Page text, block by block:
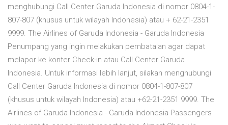
menghubungi Call Center Garuda Indonesia di nomor 0804-1-
807-807 (khusus untuk wilayah Indonesia) atau + 62-21-2351
9999. The Airlines of Garuda Indonesia - Garuda Indonesia
Penumpang yang ingin melakukan pembatalan agar dapat
melapor ke konter Check-in atau Call Center Garuda
Indonesia. Untuk informasi lebih lanjut, silakan menghubungi
Call Center Garuda Indonesia di nomor 0804-1-807-807
(khusus untuk wilayah Indonesia) atau +62-21-2351 9999. The
Airlines of Garuda Indonesia - Garuda Indonesia Passengers